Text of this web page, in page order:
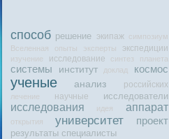
способ решение экипаж
симпозиум
Вселенная
опыты эксперты экспедиции
изучение исследование синтез планета
системы институт доклад космос
ученые анализ российских
лечение научные исследователи
исследования идея аппарат
открытия университет проект
результаты специалисты